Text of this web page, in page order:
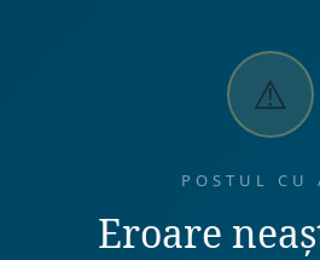
⚠️
POSTUL CU
Eroare